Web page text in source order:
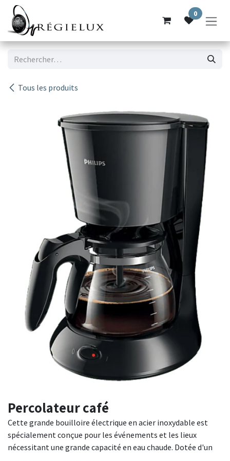
Se rendre au contenu
0
Tous les produits
Percolateur café
Cette grande bouilloire électrique en acier inoxydable est
spécialement conçue pour les événements et les lieux
nécessitant une grande capacité en eau chaude. Dotée d'un